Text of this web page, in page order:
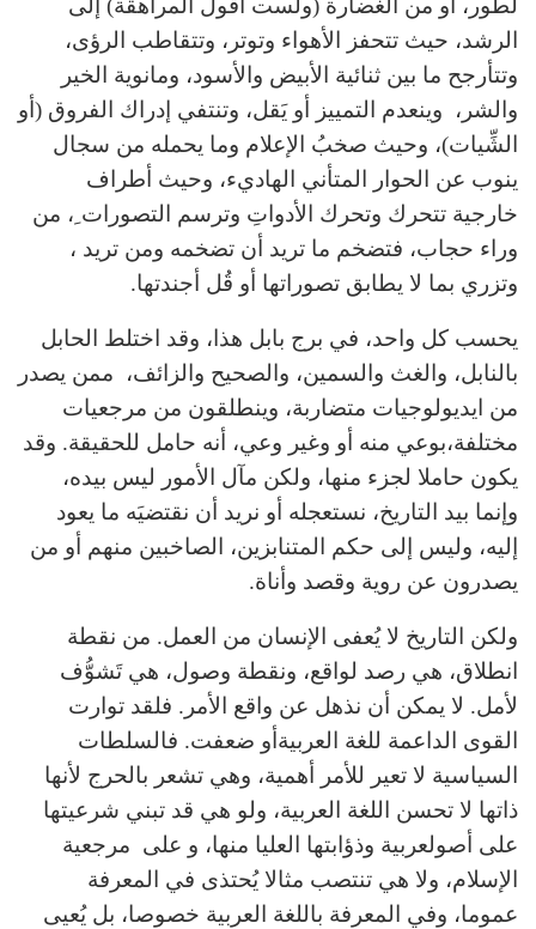
لطور، أو من الغضارة (ولست أقول المراهقة) إلى
الرشد، حيث تتحفز الأهواء وتوتر، وتتقاطب الرؤى،
وتتأرجح ما بين ثنائية الأبيض والأسود، ومانوية الخير
والشر، وينعدم التمييز أو يَقل، وتنتفي إدراك الفروق (أو
الشِّيات)، وحيث صخبُ الإعلام وما يحمله من سجال
ينوب عن الحوار المتأني الهاديء، وحيث أطراف
خارجية تتحرك وتحرك الأدواتِ وترسم التصورات ِ، من
وراء حجاب، فتضخم ما تريد أن تضخمه ومن تريد ،
وتزري بما لا يطابق تصوراتها أو قُل أجندتها.
يحسب كل واحد، في برج بابل هذا، وقد اختلط الحابل
بالنابل، والغث والسمين، والصحيح والزائف، ممن يصدر
من ايديولوجيات متضاربة، وينطلقون من مرجعيات
مختلفة،بوعي منه أو وغير وعي، أنه حامل للحقيقة. وقد
يكون حاملا لجزء منها، ولكن مآل الأمور ليس بيده،
وإنما بيد التاريخ، نستعجله أو نريد أن نقتضيَه ما يعود
إليه، وليس إلى حكم المتنابزين، الصاخبين منهم أو من
يصدرون عن روية وقصد وأناة.
ولكن التاريخ لا يُعفى الإنسان من العمل. من نقطة
انطلاق، هي رصد لواقع، ونقطة وصول، هي تَشوُّف
لأمل. لا يمكن أن نذهل عن واقع الأمر. فلقد توارت
القوى الداعمة للغة العربيةأو ضعفت. فالسلطات
السياسية لا تعير للأمر أهمية، وهي تشعر بالحرج لأنها
ذاتها لا تحسن اللغة العربية، ولو هي قد تبني شرعيتها
على أصولعربية وذؤابتها العليا منها، و على مرجعية
الإسلام، ولا هي تنتصب مثالا يُحتذى في المعرفة
عموما، وفي المعرفة باللغة العربية خصوصا، بل يُعيى